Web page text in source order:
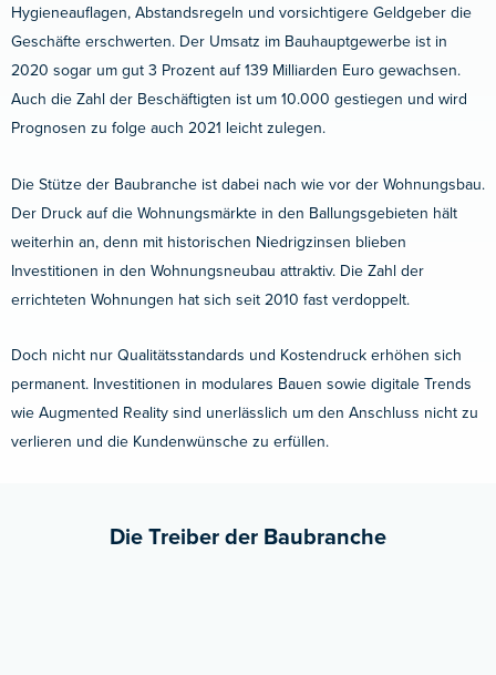
Hygieneauflagen, Abstandsregeln und vorsichtigere Geldgeber die
Geschäfte erschwerten. Der Umsatz im Bauhauptgewerbe ist in
2020 sogar um gut 3 Prozent auf 139 Milliarden Euro gewachsen.
Auch die Zahl der Beschäftigten ist um 10.000 gestiegen und wird
Prognosen zu folge auch 2021 leicht zulegen.
Die Stütze der Baubranche ist dabei nach wie vor der Wohnungsbau.
Der Druck auf die Wohnungsmärkte in den Ballungsgebieten hält
weiterhin an, denn mit historischen Niedrigzinsen blieben
Investitionen in den Wohnungsneubau attraktiv. Die Zahl der
errichteten Wohnungen hat sich seit 2010 fast verdoppelt.
Doch nicht nur Qualitätsstandards und Kostendruck erhöhen sich
permanent. Investitionen in modulares Bauen sowie digitale Trends
wie Augmented Reality sind unerlässlich um den Anschluss nicht zu
verlieren und die Kundenwünsche zu erfüllen.
Die Treiber der Baubranche